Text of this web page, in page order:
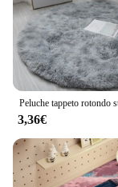
3,36€